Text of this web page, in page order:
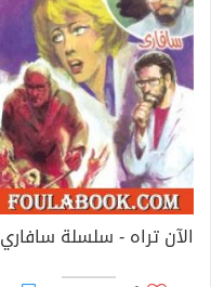
الآن تراه - سلسلة سافاري